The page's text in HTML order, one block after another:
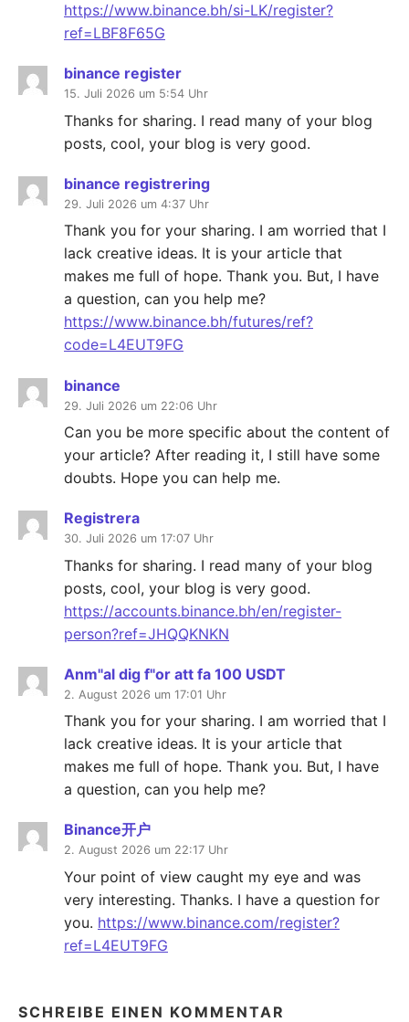
https://www.binance.bh/si-LK/register?
ref=LBF8F65G
binance register
15. Juli 2026 um 5:54 Uhr
Thanks for sharing. I read many of your blog
posts, cool, your blog is very good.
binance registrering
29. Juli 2026 um 4:37 Uhr
Thank you for your sharing. I am worried that I
lack creative ideas. It is your article that
makes me full of hope. Thank you. But, I have
a question, can you help me?
https://www.binance.bh/futures/ref?
code=L4EUT9FG
binance
29. Juli 2026 um 22:06 Uhr
Can you be more specific about the content of
your article? After reading it, I still have some
doubts. Hope you can help me.
Registrera
30. Juli 2026 um 17:07 Uhr
Thanks for sharing. I read many of your blog
posts, cool, your blog is very good.
https://accounts.binance.bh/en/register-
person?ref=JHQQKNKN
Anm"al dig f"or att fa 100 USDT
2. August 2026 um 17:01 Uhr
Thank you for your sharing. I am worried that I
lack creative ideas. It is your article that
makes me full of hope. Thank you. But, I have
a question, can you help me?
Binance开户
2. August 2026 um 22:17 Uhr
Your point of view caught my eye and was
very interesting. Thanks. I have a question for
you. https://www.binance.com/register?
ref=L4EUT9FG
SCHREIBE EINEN KOMMENTAR